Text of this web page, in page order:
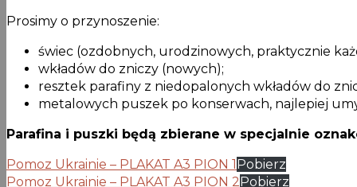
Prosimy o przynoszenie:
świec (ozdobnych, urodzinowych, praktycznie
wkładów do zniczy (nowych);
resztek parafiny z niedopalonych wkładów do
metalowych puszek po konserwach, najlepiej
Parafina i puszki będą zbierane w specjalnie
Pomoz Ukrainie – PLAKAT A3 PION 1 Pobierz
Pomoz Ukrainie – PLAKAT A3 PION 2 Pobierz